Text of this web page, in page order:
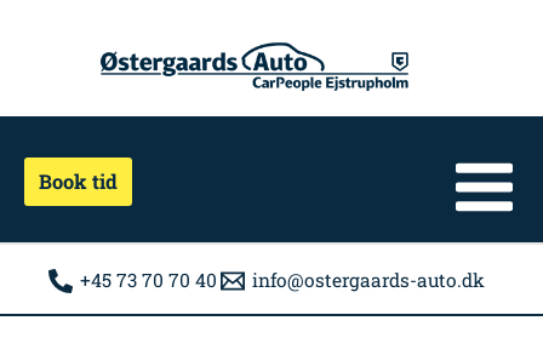
Book tid
+45 73 70 70 40 info@ostergaards-auto.dk